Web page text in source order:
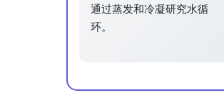
通过蒸发和冷凝研究水循
环。